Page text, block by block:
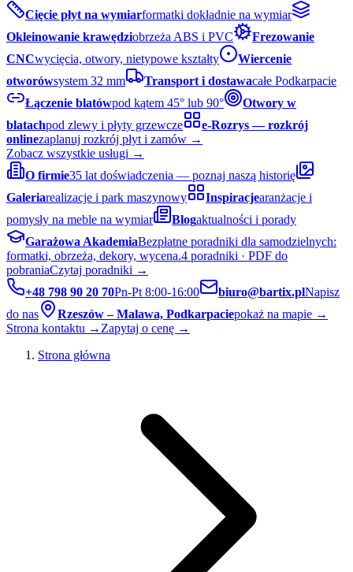
Cięcie płyt na wymiarformatki dokładnie na wymiar
Okleinowanie krawędziobrzeża ABS i PVC
Frezowanie
CNCwycięcia, otwory, nietypowe kształty
Wiercenie
otworówsystem 32 mm Transport i dostawacałe Podkarpacie
Łączenie blatówpod kątem 45° lub 90°
Otwory w
blatachpod zlewy i płyty grzewcze
e-Rozrys — rozkrój
onlinezaplanuj rozkrój płyt i zamów →
Zobacz wszystkie usługi →
O firmie35 lat doświadczenia — poznaj naszą historię
Galeriarealizacje i park maszynowy Inspiracjearanżacje i
pomysły na meble na wymiar
Blogaktualności i porady
Garażowa AkademiaBezpłatne poradniki dla samodzielnych:
formatki, obrzeża, dekory, wycena.4 poradniki · PDF do
pobraniaCzytaj poradniki →
+48 798 90 20 70Pn-Pt 8:00-16:00 biuro@bartix.plNapisz
do nas
Rzeszów – Malawa, Podkarpaciepokaż na mapie →
Strona kontaktu → Zapytaj o cenę →
Strona główna